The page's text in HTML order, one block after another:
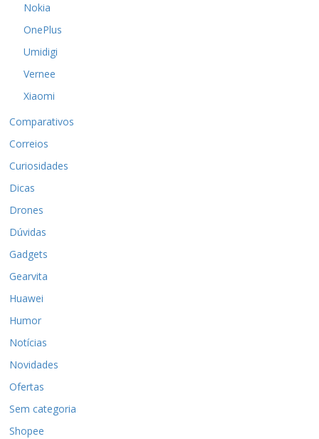
Nokia
OnePlus
Umidigi
Vernee
Xiaomi
Comparativos
Correios
Curiosidades
Dicas
Drones
Dúvidas
Gadgets
Gearvita
Huawei
Humor
Notícias
Novidades
Ofertas
Sem categoria
Shopee